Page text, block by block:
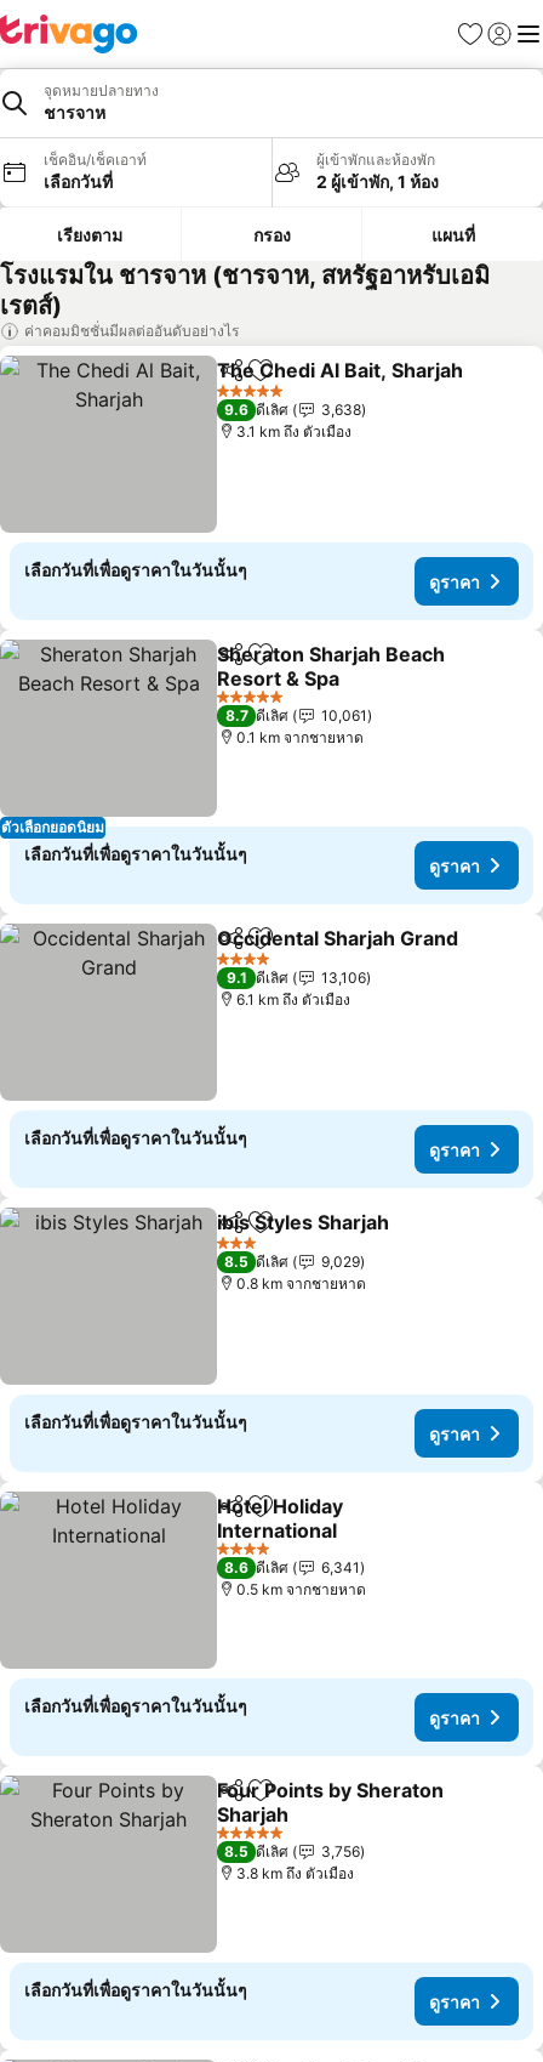
รายการโป
เข้าสู่ร
เมนู
จุดหมายปลายทาง
ชารจาห
เช็คอิน/เช็คเอาท์
เลือกวันที่
ผู้เข้าพักและห้องพัก
2 ผู้เข้าพัก, 1 ห้อง
เรียงตาม กรอง แผนที่
โรงแรมใน ชารจาห (ชารจาห, สหรัฐอาหรับเอมิ
เรตส์)
ค่าคอมมิชชั่นมีผลต่ออันดับอย่างไร
แชร์ เพิ่มในรายการโปรด
The Chedi Al Bait, Sharjah
5 ดาว
9.6 ดีเลิศ
3,638
3.1 km ถึง ตัวเมือง
เลือกวันที่เพื่อดูราคาในวันนั้นๆ
ดูราคา
ตัวเลือกยอดนิยม
แชร์ เพิ่มในรายการโปรด
Sheraton Sharjah Beach
Resort & Spa
5 ดาว
8.7 ดีเลิศ
10,061
0.1 km จากชายหาด
เลือกวันที่เพื่อดูราคาในวันนั้นๆ
ดูราคา
แชร์ เพิ่มในรายการโปรด
Occidental Sharjah Grand
4 ดาว
9.1 ดีเลิศ
13,106
6.1 km ถึง ตัวเมือง
เลือกวันที่เพื่อดูราคาในวันนั้นๆ
ดูราคา
แชร์ เพิ่มในรายการโปรด
ibis Styles Sharjah
3 ดาว
8.5 ดีเลิศ
9,029
0.8 km จากชายหาด
เลือกวันที่เพื่อดูราคาในวันนั้นๆ
ดูราคา
แชร์ เพิ่มในรายการโปรด
Hotel Holiday
International
4 ดาว
8.6 ดีเลิศ
6,341
0.5 km จากชายหาด
เลือกวันที่เพื่อดูราคาในวันนั้นๆ
ดูราคา
แชร์ เพิ่มในรายการโปรด
Four Points by Sheraton
Sharjah
5 ดาว
8.5 ดีเลิศ
3,756
3.8 km ถึง ตัวเมือง
เลือกวันที่เพื่อดูราคาในวันนั้นๆ
ดูราคา